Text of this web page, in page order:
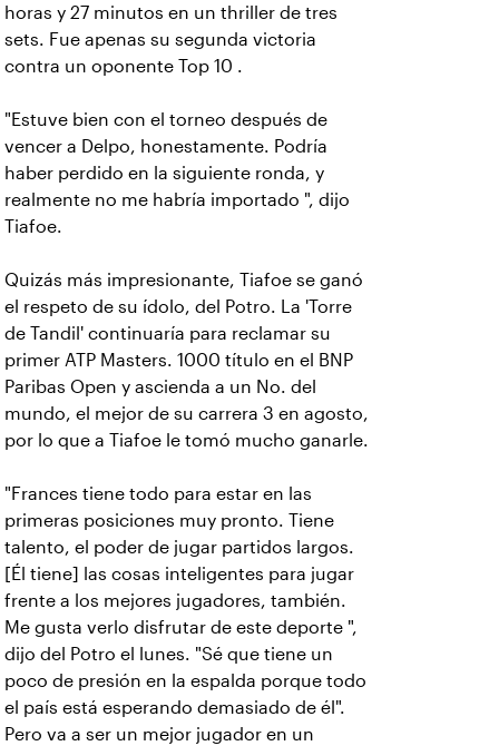
horas y 27 minutos en un thriller de tres
sets. Fue apenas su segunda victoria
contra un oponente Top 10 .
"Estuve bien con el torneo después de
vencer a Delpo, honestamente. Podría
haber perdido en la siguiente ronda, y
realmente no me habría importado ", dijo
Tiafoe.
Quizás más impresionante, Tiafoe se ganó
el respeto de su ídolo, del Potro. La 'Torre
de Tandil' continuaría para reclamar su
primer ATP Masters. 1000 título en el BNP
Paribas Open y ascienda a un No. del
mundo, el mejor de su carrera 3 en agosto,
por lo que a Tiafoe le tomó mucho ganarle.
"Frances tiene todo para estar en las
primeras posiciones muy pronto. Tiene
talento, el poder de jugar partidos largos.
[Él tiene] las cosas inteligentes para jugar
frente a los mejores jugadores, también.
Me gusta verlo disfrutar de este deporte ",
dijo del Potro el lunes. "Sé que tiene un
poco de presión en la espalda porque todo
el país está esperando demasiado de él".
Pero va a ser un mejor jugador en un